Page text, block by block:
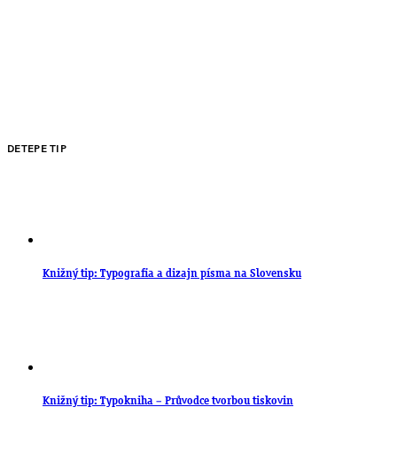
DETEPE TIP
Knižný tip: Typografia a dizajn písma na Slovensku
Knižný tip: Typokniha – Průvodce tvorbou tiskovin